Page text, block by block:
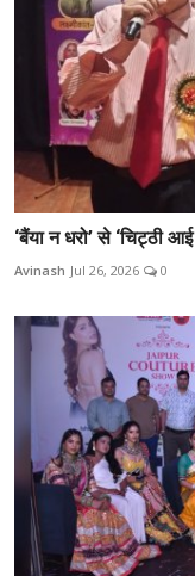
‘बैंया न धरो’ से ‘चिट्ठी
Avinash Jul 26, 2026 0